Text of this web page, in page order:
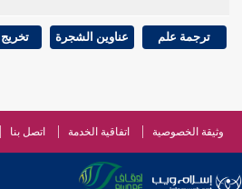
ترجمة علم عناوين الشجرة
وثيقة الخصوصية اتفاقية الخدمة اتصل بنا